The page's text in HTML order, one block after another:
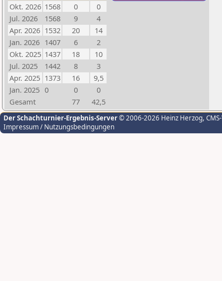
Okt. 2026 1568 0
0
Jul. 2026
1568 9
4
Apr. 2026 1532 20
14
Jan. 2026 1407 6
2
Okt. 2025 1437 18
10
Jul. 2025
1442 8
3
Apr. 2025 1373 16
9,5
Jan. 2025 0 0
0
Gesamt
77 42,5
Der Schachturnier-Ergebnis-Server© 2006-2026 Heinz Herzog,
Impressum / Nutzungsbedingungen